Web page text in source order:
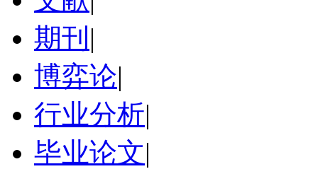
期刊 |
博弈论|
行业分析|
毕业论文|